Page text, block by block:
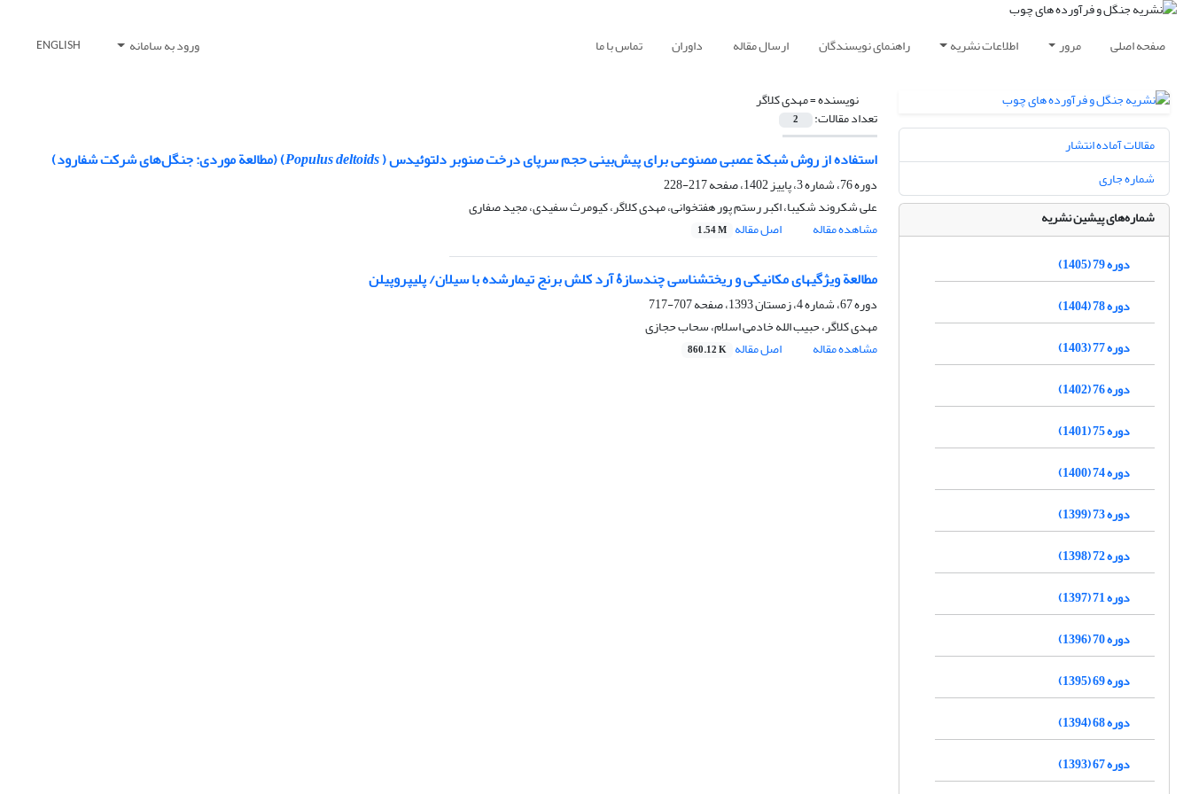
صفحه اصلی مرور اطلاعات نشریه راهنمای نویسندگان ارسال مقاله داوران تماس با ما ورود به سامانه ENGLISH
نویسنده =مهدی کلاگر
تعداد مقالات: 2
استفاده از روش شبکة عصبی مصنوعی برای پیش‌بینی حجم سرپای درخت صنوبر دلتوئیدس (Populus deltoids) (مطالعة موردی: جنگل‌های شرکت شفارود)
دوره 76، شماره 3، پاییز 1402، صفحه
217-228
علی شکروند شکیبا، اکبر رستم پور هفتخوانی، مهدی کلاگر، کیومرث سفیدی، مجید صفاری
مشاهده مقاله
اصل مقاله 1.54 M
مطالعة ویژگی‏های مکانیکی و ریخت‏شناسی چندسازۀ آرد کلش برنج تیمارشده با سیلان/ پلی‏پروپیلن
دوره 67، شماره 4، زمستان 1393، صفحه
707-717
مهدی کلاگر، حبیب الله خادمی اسلام، سحاب حجازی
مشاهده مقاله
اصل مقاله 860.12 K
مقالات آماده انتشار
شماره جاری
شماره‌های پیشین نشریه
دوره 79 (1405)
دوره 78 (1404)
دوره 77 (1403)
دوره 76 (1402)
دوره 75 (1401)
دوره 74 (1400)
دوره 73 (1399)
دوره 72 (1398)
دوره 71 (1397)
دوره 70 (1396)
دوره 69 (1395)
دوره 68 (1394)
دوره 67 (1393)